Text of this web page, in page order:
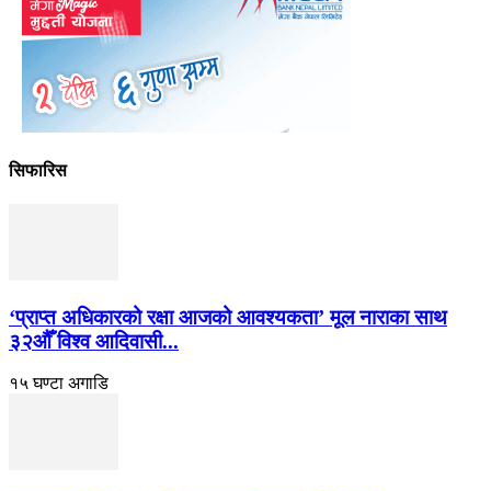
सिफारिस
‘प्राप्त अधिकारको रक्षा आजको आवश्यकता’ मूल नाराका साथ
३२औँ विश्व आदिवासी...
१५ घण्टा अगाडि